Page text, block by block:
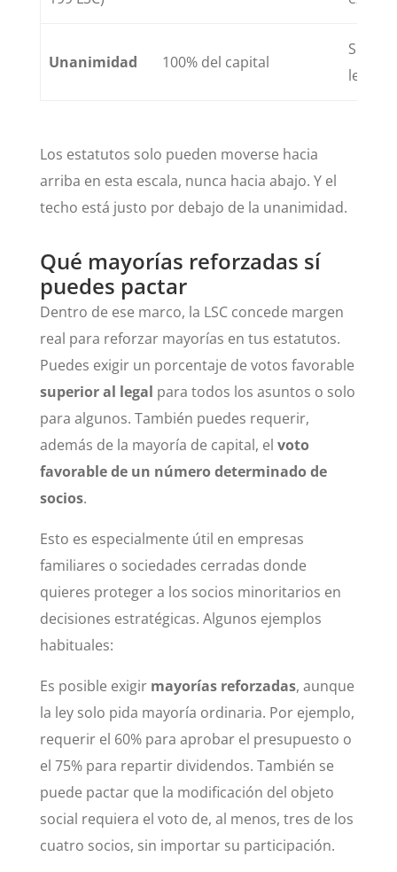
Unanimidad 100% del capital
Solo
ley
Los estatutos solo pueden moverse hacia
arriba en esta escala, nunca hacia abajo. Y el
techo está justo por debajo de la unanimidad.
Qué mayorías reforzadas sí
puedes pactar
Dentro de ese marco, la LSC concede margen
real para reforzar mayorías en tus estatutos.
Puedes exigir un porcentaje de votos favorable
superior al legal para todos los asuntos o solo
para algunos. También puedes requerir,
además de la mayoría de capital, el voto
favorable de un número determinado de
socios.
Esto es especialmente útil en empresas
familiares o sociedades cerradas donde
quieres proteger a los socios minoritarios en
decisiones estratégicas. Algunos ejemplos
habituales:
Es posible exigir mayorías reforzadas, aunque
la ley solo pida mayoría ordinaria. Por ejemplo,
requerir el 60% para aprobar el presupuesto o
el 75% para repartir dividendos. También se
puede pactar que la modificación del objeto
social requiera el voto de, al menos, tres de los
cuatro socios, sin importar su participación.